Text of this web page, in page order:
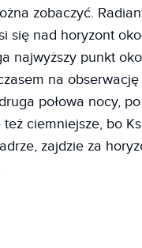
zobaczyć.
się nad horyzont
najwyższy punkt
na
połowa nocy,
ciemniejsze, bo
zajdzie za